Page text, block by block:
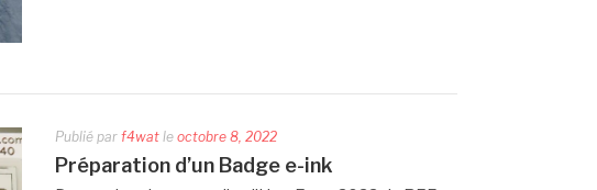
Publié par f4wat le octobre 8, 2022
Préparation d’un Badge e-ink